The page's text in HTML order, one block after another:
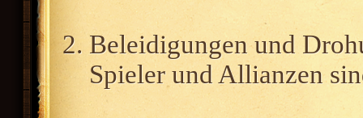
Beleidigungen und
Spieler und Allianzen